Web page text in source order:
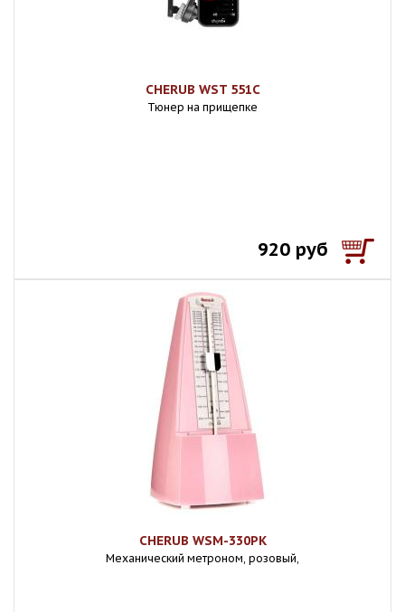
CHERUB WST 551C
Тюнер на прищепке
920 руб
CHERUB WSM-330PK
Механический метроном, розовый,